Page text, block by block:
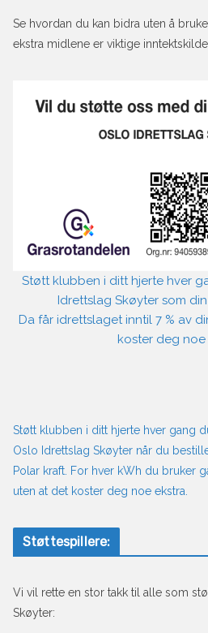
Se hvordan du kan bidra uten å
ekstra midlene er viktige
Støtt klubben i ditt hjerte hver
Idrettslag Skøyter som
Da får idrettslaget inntil 7 % av
koster deg noe
Støtt klubben i ditt hjerte hver gang
Oslo Idrettslag Skøyter når du
Polar kraft. For hver kWh du bruker
uten at det koster deg noe ekstra.
Støttespillere:
Vi vil rette en stor takk til alle som
Skøyter: